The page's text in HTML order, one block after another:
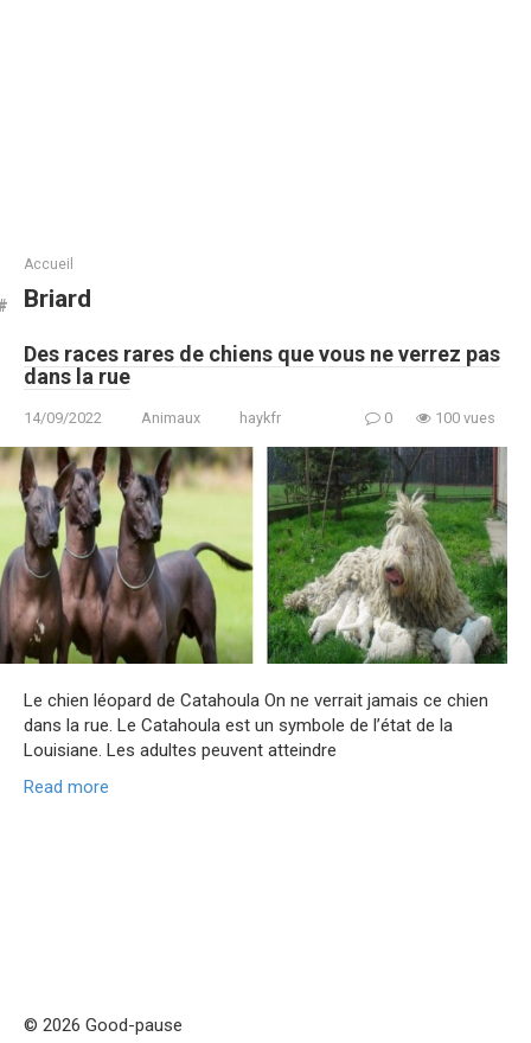
Accueil
Briard
Des races rares de chiens que vous ne verrez pas
dans la rue
14/09/2022 Animaux haykfr 0 100 vues
Le chien léopard de Catahoula On ne verrait jamais ce chien
dans la rue. Le Catahoula est un symbole de l’état de la
Louisiane. Les adultes peuvent atteindre
Read more
© 2026 Good-pause